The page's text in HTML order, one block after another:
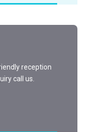
reception
call us.